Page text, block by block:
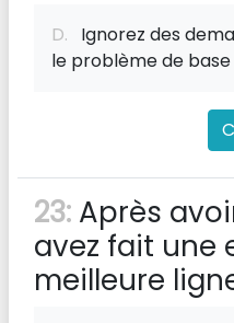
D. Ignorez des
le problème de base
23: Après
avez fait une
meilleure